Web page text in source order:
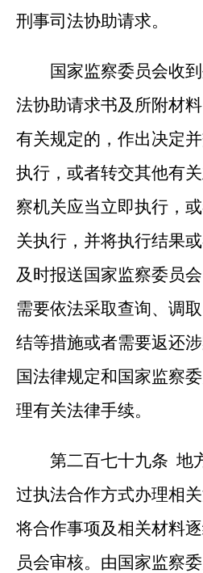
刑事司法协助请求。
国家监察委员会收到
法协助请求书及所附材
有关规定的，作出决定
执行，或者转交其他有
察机关应当立即执行，
关执行，并将执行结果
及时报送国家监察委员
需要依法采取查询、调
结等措施或者需要返还
国法律规定和国家监察
理有关法律手续。
第二百七十九条 地
过执法合作方式办理相
将合作事项及相关材料
员会审核。由国家监察